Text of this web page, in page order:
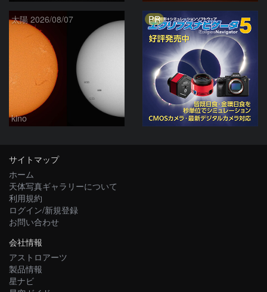
太陽 2026/08/07
kino
PR
サイトマップ
ホーム
天体写真ギャラリーについて
利用規約
ログイン/新規登録
お問い合わせ
会社情報
アストロアーツ
製品情報
星ナビ